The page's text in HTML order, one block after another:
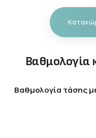
Βαθμολογία
Βαθμολογία τάσης